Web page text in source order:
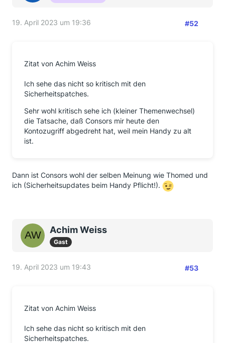
19. April 2023 um 19:36 #52
Zitat von Achim Weiss
Ich sehe das nicht so kritisch mit den
Sicherheitspatches.
Sehr wohl kritisch sehe ich (kleiner Themenwechsel)
die Tatsache, daß Consors mir heute den
Kontozugriff abgedreht hat, weil mein Handy zu alt
ist.
Dann ist Consors wohl der selben Meinung wie Thomed und
ich (Sicherheitsupdates beim Handy Pflicht!).
Achim Weiss
Gast
19. April 2023 um 19:43 #53
Zitat von Achim Weiss
Ich sehe das nicht so kritisch mit den
Sicherheitspatches.